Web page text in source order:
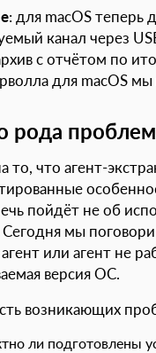
: для macOS теперь
канал через
с отчётом по
для macOS
рода
то, что агент-
пойдёт не об
мы
или агент не
версия ОС.
возникающих
ли подготовлены